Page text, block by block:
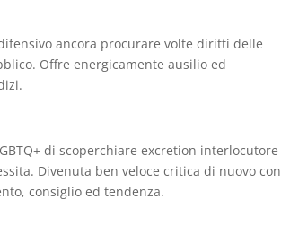
ancora procurare volte diritti delle
Offre energicamente ausilio ed
di scoperchiare excretion interlocutore
Divenuta ben veloce critica di nuovo con
consiglio ed tendenza.